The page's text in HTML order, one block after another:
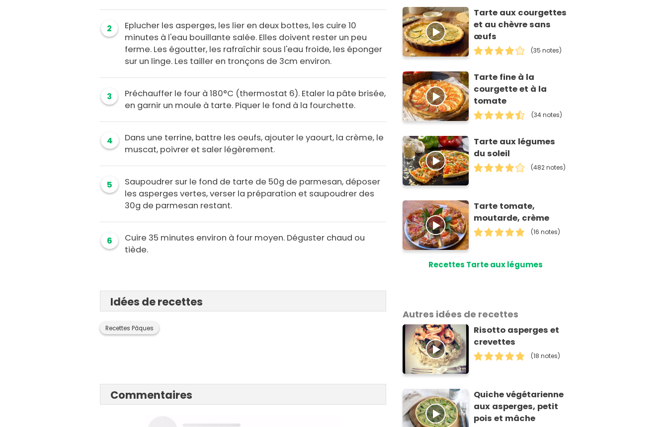
2
Eplucher les asperges, les lier en deux bottes, les cuire 10
minutes à l'eau bouillante salée. Elles doivent rester un peu
ferme. Les égoutter, les rafraîchir sous l'eau froide, les éponger
sur un linge. Les tailler en tronçons de 3cm environ.
3
Préchauffer le four à 180°C (thermostat 6). Etaler la pâte brisée,
en garnir un moule à tarte. Piquer le fond à la fourchette.
4
Dans une terrine, battre les oeufs, ajouter le yaourt, la crème, le
muscat, poivrer et saler légèrement.
5
Saupoudrer sur le fond de tarte de 50g de parmesan, déposer
les asperges vertes, verser la préparation et saupoudrer des
30g de parmesan restant.
6
Cuire 35 minutes environ à four moyen. Déguster chaud ou
tiède.
Idées de recettes
Recettes Pâques
Commentaires
Tarte aux courgettes
et au chèvre sans
œufs
(35 notes)
Tarte fine à la
courgette et à la
tomate
(34 notes)
Tarte aux légumes
du soleil
(482 notes)
Tarte tomate,
moutarde, crème
(16 notes)
Recettes Tarte aux légumes
Autres idées de recettes
Risotto asperges et
crevettes
(18 notes)
Quiche végétarienne
aux asperges, petit
pois et mâche